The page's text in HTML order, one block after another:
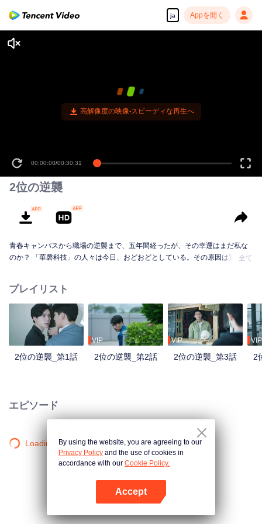
ja Appを開く
高解像度の映像•スピーディな再生へ
00:00:00/00:30:31
2位の逆襲
青春キャンパスから職場の逆襲まで、五年間経ったが、その幸運はまだ私な
のか？ 「華磬科技」の人々は今日、おどおどとしている。その原因は買収さ
きない。さらに整合に派遣されている担当者は人を殺してもまばたきもしな
いような冷酷な人だと聞いて、もっと心配することになる。 シュウ・ショイ
ツは怒り目で、気楽ようなコウ・シトクに睨んでいて、五年の間に、二人の
男の子が男に成長した。シュウ・ショイツは若い時の軽はずみの感情を十分
に認識できて、负けず嫌いな彼は気がないなら、別れると決めた。五年後、
二人は意外に出会えて、シュウ・ショイツは買収側の会社の代表となってい
る。良心がなく悪意に捨てられて、いつもの第二位は逆襲を決定して、学業
全て
プレイリスト
2位の逆襲_第1話
VIP
2位の逆襲_第2話
VIP
2位の逆襲_第3話
VIP
2
エピソード
Loading…By using the website, you are agreeing to our
Privacy Policy and the use of cookies in
accordance with our Cookie Policy.
Accept